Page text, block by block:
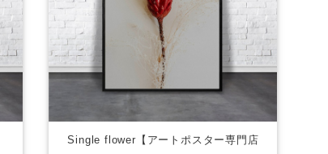
Single flower【アートポスター専門店